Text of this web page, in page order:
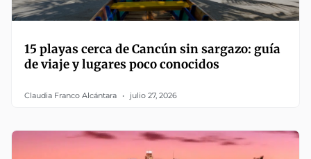
15 playas cerca de Cancún sin sargazo: guía
de viaje y lugares poco conocidos
Claudia Franco Alcántara julio 27, 2026